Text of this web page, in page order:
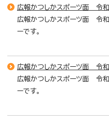
広報かつしかスポーツ面 令
広報かつしかスポーツ面 令
ーです。
広報かつしかスポーツ面 令
広報かつしかスポーツ面 令
ーです。